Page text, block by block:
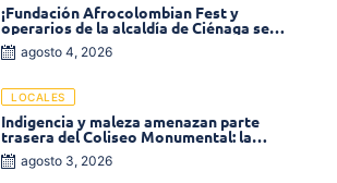
¡Fundación Afrocolombian Fest y
operarios de la alcaldía de Ciénaga se
ponen la 10! Realizan limpieza de la
parte posterior del Coliseo
agosto 4, 2026
LOCALES
Indigencia y maleza amenazan parte
trasera del Coliseo Monumental: la
comunidad exige acción inmediata!
agosto 3, 2026